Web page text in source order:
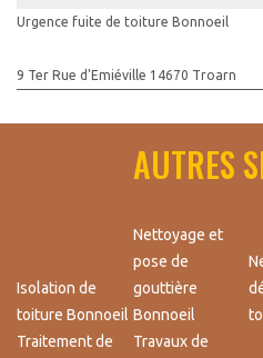
Urgence fuite de toiture Bonnoeil
9 Ter Rue d'Emiéville 14670 Troarn
AUTRES
Isolation de
toiture Bonnoeil
Nettoyage et
pose de
gouttière
Bonnoeil
Traitement de
Travaux de